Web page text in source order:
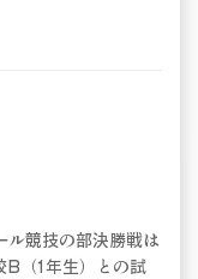
ル競技の部決勝戦は
B（1年生）との試